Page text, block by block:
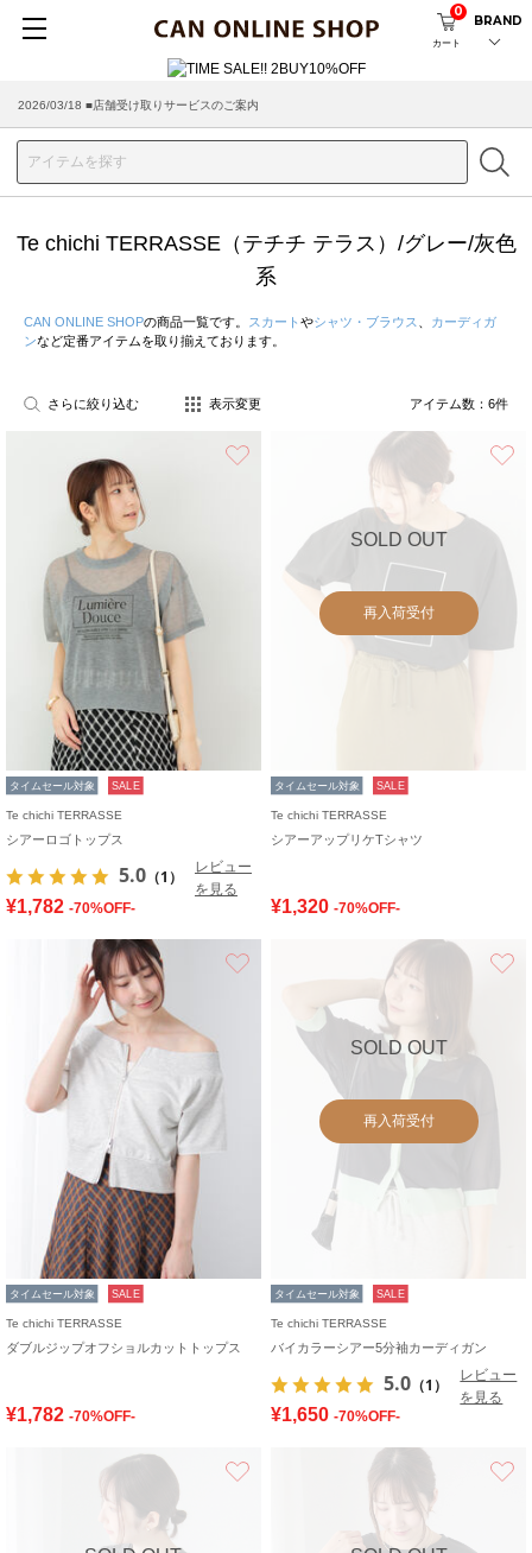
カート
0
BRAND
2026/03/18 ■店舗受け取りサービスのご案内
Te chichi TERRASSE（テチチ テラス）/グレー/灰色
系
CAN ONLINE SHOPの商品一覧です。 スカート やシャツ・ブラウス
カーディガ
ンなど定番アイテムを取り揃えております。
さらに絞り込む 表示変更 アイテム数： 6件
タイムセール対象 SALE
Te chichi TERRASSE
シアーロゴトップス
5.0 （1）
レビュー
を見る
¥1,782 -70%OFF-
SOLD OUT
再入荷受付
タイムセール対象 SALE
Te chichi TERRASSE
シアーアップリケTシャツ
¥1,320 -70%OFF-
タイムセール対象 SALE
Te chichi TERRASSE
ダブルジップオフショルカットトップス
¥1,782 -70%OFF-
SOLD OUT
再入荷受付
タイムセール対象 SALE
Te chichi TERRASSE
バイカラーシアー5分袖カーディガン
5.0 （1）
レビュー
を見る
¥1,650 -70%OFF-